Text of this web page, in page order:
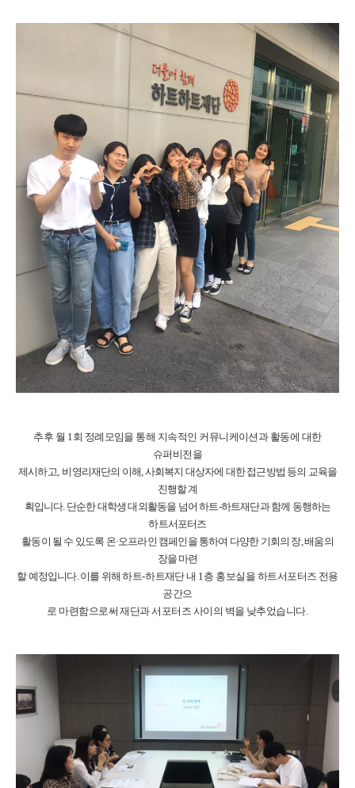
추후 월 1회 정례모임을 통해 지속적인 커뮤니케이션과 활동에 대한
슈퍼비전을
제시하고, 비영리재단의 이해,사회복지 대상자에 대한 접근방법 등의 교육을
진행할 계
획입니다. 단순한 대학생 대외활동을 넘어 하트-하트재단과 함께 동행하는
하트서포터즈
활동이 될 수 있도록 온·오프라인 캠페인을 통하여 다양한 기회의 장,배움의
장을 마련
할 예정입니다.이를 위해하트-하트재단 내 1층 홍보실을 하트서포터즈 전용
공간으
로 마련함으로써 재단과 서포터즈 사이의 벽을 낮추었습니다.